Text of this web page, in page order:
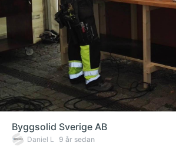
Byggsolid Sverige AB
Daniel L 9 år sedan